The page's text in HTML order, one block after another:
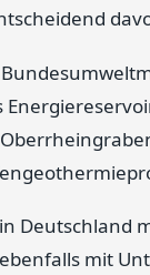
Deutschland
mit